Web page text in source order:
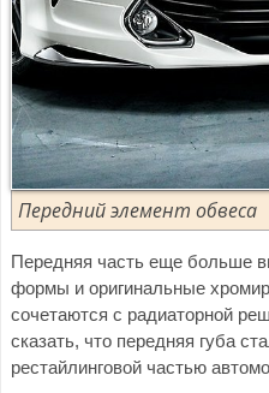
Передний элемент обвеса
Передняя часть еще больше
формы и оригинальные
сочетаются с радиаторной
сказать, что передняя губа
рестайлинговой частью